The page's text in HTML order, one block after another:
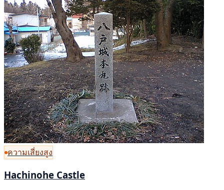
ความเสี่ยงสูง
Hachinohe Castle